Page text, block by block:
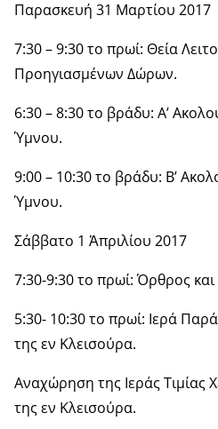
Παρασκευή 31 Μαρτίου 2017
7:30 – 9:30 το πρωί: Θεία
Προηγιασμένων Δώρων.
6:30 – 8:30 το βράδυ: Α’
Ύμνου.
9:00 – 10:30 το βράδυ: Β’
Ύμνου.
Σάββατο 1 Ἀπριλίου 2017
7:30-9:30 το πρωί: Όρθρος και
5:30- 10:30 το πρωί: Ιερά
της εν Κλεισούρα.
Αναχώρηση της Ιεράς Τιμίας
της εν Κλεισούρα.